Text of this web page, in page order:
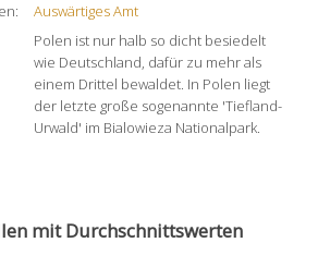
Auswärtiges Amt
Polen ist nur halb so dicht besiedelt
wie Deutschland, dafür zu mehr als
einem Drittel bewaldet. In Polen liegt
der letzte große sogenannte 'Tiefland-
Urwald' im Bialowieza Nationalpark.
mit Durchschnittswerten